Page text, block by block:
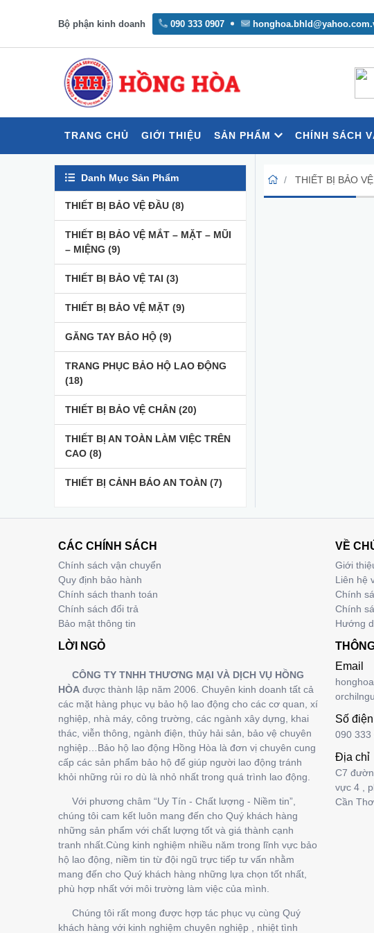
Bộ phận kinh doanh 090 333 0907
TRANG CHỦ GIỚI THIỆU SẢN PHẨM CHÍNH SÁCH
Danh Mục Sản Phẩm
THIẾT BỊ BẢO VỆ ĐẦU (8)
THIẾT BỊ BẢO VỆ MẮT – MẶT – MŨI
– MIỆNG (9)
THIẾT BỊ BẢO VỆ TAI (3)
THIẾT BỊ BẢO VỆ MẶT (9)
GĂNG TAY BẢO HỘ (9)
TRANG PHỤC BẢO HỘ LAO ĐỘNG
(18)
THIẾT BỊ BẢO VỆ CHÂN (20)
THIẾT BỊ AN TOÀN LÀM VIỆC TRÊN
CAO (8)
THIẾT BỊ CẢNH BÁO AN TOÀN (7)
THIẾT BỊ BẢO
CÁC CHÍNH SÁCH
Chính sách vận chuyển
Quy định bảo hành
Chính sách thanh toán
Chính sách đổi trả
Bảo mật thông tin
VỀ
Giới
Liên hệ
Chính
Chính
Hướng
LỜI NGỎ
CÔNG TY TNHH THƯƠNG MẠI VÀ DỊCH VỤ HỒNG
HÒA được thành lập năm 2006. Chuyên kinh doanh tất cả
các mặt hàng phục vụ bảo hộ lao động cho các cơ quan, xí
nghiệp, nhà máy, công trường, các ngành xây dựng, khai
thác, viễn thông, ngành điện, thủy hải sản, bảo vệ chuyên
nghiệp…Bảo hộ lao động Hồng Hòa là đơn vị chuyên cung
cấp các sản phẩm bảo hộ để giúp người lao động tránh
khỏi những rủi ro dù là nhỏ nhất trong quá trình lao động.
Với phương châm “Uy Tín - Chất lượng - Niềm tin”,
chúng tôi cam kết luôn mang đến cho Quý khách hàng
những sản phẩm với chất lượng tốt và giá thành cạnh
tranh nhất.Cùng kinh nghiệm nhiều năm trong lĩnh vực bảo
hộ lao động, niềm tin từ đội ngũ trực tiếp tư vấn nhằm
mang đến cho Quý khách hàng những lựa chọn tốt nhất,
phù hợp nhất với môi trường làm việc của mình.
Chúng tôi rất mong được hợp tác phục vụ cùng Quý
khách hàng với kinh nghiệm chuyên nghiệp , nhiệt tình
Email
Số
090 333
Địa chỉ
C7
vực 4 ,
Cần